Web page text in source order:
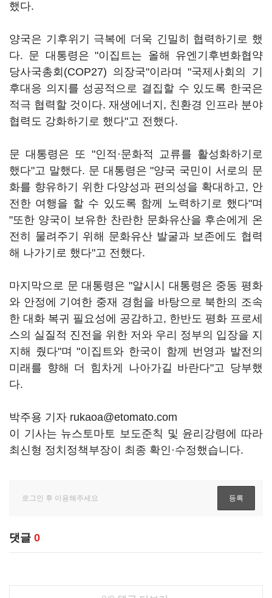
했다.
양국은 기후위기 극복에 더욱 긴밀히 협력하기로 했
다. 문 대통령은 "이집트는 올해 유엔기후변화협약
당사국총회(COP27) 의장국"이라며 "국제사회의 기
후대응 의지를 성공적으로 결집할 수 있도록 한국은
적극 협력할 것이다. 재생에너지, 친환경 인프라 분야
협력도 강화하기로 했다"고 전했다.
문 대통령은 또 "인적·문화적 교류를 활성화하기로
했다"고 말했다. 문 대통령은 "양국 국민이 서로의 문
화를 향유하기 위한 다양성과 편의성을 확대하고, 안
전한 여행을 할 수 있도록 함께 노력하기로 했다"며
"또한 양국이 보유한 찬란한 문화유산을 후손에게 온
전히 물려주기 위해 문화유산 발굴과 보존에도 협력
해 나가기로 했다"고 전했다.
마지막으로 문 대통령은 "알시시 대통령은 중동 평화
와 안정에 기여한 중재 경험을 바탕으로 북한의 조속
한 대화 복귀 필요성에 공감하고, 한반도 평화 프로세
스의 실질적 진전을 위한 저와 우리 정부의 입장을 지
지해 줬다"며 "이집트와 한국이 함께 번영과 발전의
미래를 향해 더 힘차게 나아가길 바란다"고 당부했
다.
박주용 기자 rukaoa@etomato.com
이 기사는 뉴스토마토 보도준칙 및 윤리강령에 따라
최신형 정치정책부장이 최종 확인·수정했습니다.
댓글 0